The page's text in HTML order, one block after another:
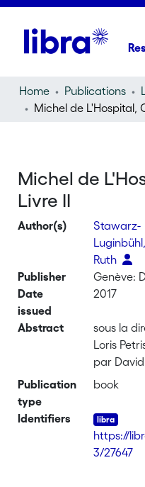
Home Publications
Michel de
Livre II
Author(s)
Stawarz-
Luginbühl,
Ruth
Publisher
Genève:
Date
issued
2017
Abstract
sous la
Loris
par
Sandoz,
Guerra et
Publication
type
book
Identifiers
https://
3/27647